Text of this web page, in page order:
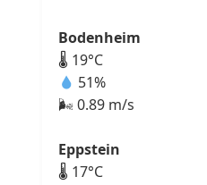
Bodenheim
🌡 19°C
51%
🌬 0.89 m/s
Eppstein
🌡 17°C